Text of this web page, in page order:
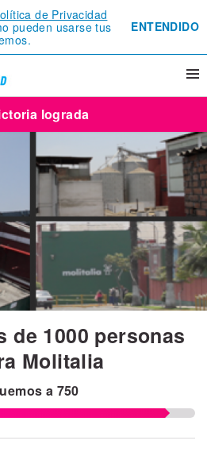
de Privacidad
pueden usarse tus
ENTENDIDO
lograda
de 1000 personas
Molitalia
a 750